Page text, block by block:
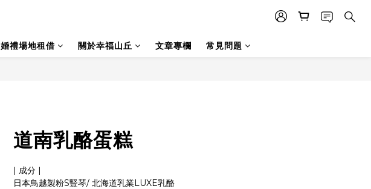
婚禮場地租借 關於幸福山丘 文章專欄 常見問題
道南乳酪蛋糕
| 成分 |
日本鳥越製粉S豎琴/ 北海道乳業LUXE乳酪